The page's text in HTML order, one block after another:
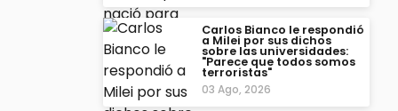
Carlos Bianco le respondió
a Milei por sus dichos
sobre las universidades:
"Parece que todos somos
terroristas"
03 Ago, 2026